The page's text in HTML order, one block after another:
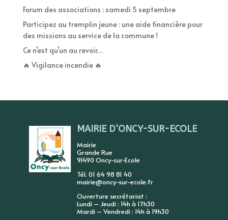
Forum des associations : samedi 5 septembre
Participez au tremplin jeune : une aide financière pour
des missions au service de la commune !
Ce n’est qu’un au revoir…
🔥 Vigilance incendie 🔥
MAIRIE D’ONCY-SUR-ECOLE
Mairie
Grande Rue
91490 Oncy-sur-Ecole
Tél. 01 64 98 81 40
mairie@oncy-sur-ecole.fr
Ouverture secrétariat :
Lundi – Jeudi : 14h à 17h30
Mardi – Vendredi : 14h à 19h30